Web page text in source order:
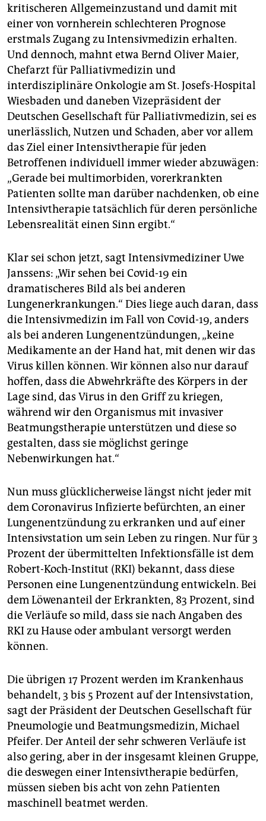
kritischeren Allgemeinzustand und damit mit
einer von vornherein schlechteren Prognose
erstmals Zugang zu Intensivmedizin erhalten.
Und dennoch, mahnt etwa Bernd Oliver Maier,
Chefarzt für Palliativmedizin und
interdisziplinäre Onkologie am St. Josefs-Hospital
Wiesbaden und daneben Vizepräsident der
Deutschen Gesellschaft für Palliativmedizin, sei es
unerlässlich, Nutzen und Schaden, aber vor allem
das Ziel einer Intensivtherapie für jeden
Betroffenen individuell immer wieder abzuwägen:
„Gerade bei multimorbiden, vorerkrankten
Patienten sollte man darüber nachdenken, ob eine
Intensivtherapie tatsächlich für deren persönliche
Lebensrealität einen Sinn ergibt.“
Klar sei schon jetzt, sagt Intensivmediziner Uwe
Janssens: „Wir sehen bei Covid-19 ein
dramatischeres Bild als bei anderen
Lungenerkrankungen.“ Dies liege auch daran, dass
die Intensivmedizin im Fall von Covid-19, anders
als bei anderen Lungenentzündungen, „keine
Medikamente an der Hand hat, mit denen wir das
Virus killen können. Wir können also nur darauf
hoffen, dass die Abwehrkräfte des Körpers in der
Lage sind, das Virus in den Griff zu kriegen,
während wir den Organismus mit invasiver
Beatmungstherapie unterstützen und diese so
gestalten, dass sie möglichst geringe
Nebenwirkungen hat.“
Nun muss glücklicherweise längst nicht jeder mit
dem Coronavirus Infizierte befürchten, an einer
Lungenentzündung zu erkranken und auf einer
Intensivstation um sein Leben zu ringen. Nur für 3
Prozent der übermittelten Infektionsfälle ist dem
Robert-Koch-Institut (RKI) bekannt, dass diese
Personen eine Lungenentzündung entwickeln. Bei
dem Löwenanteil der Erkrankten, 83 Prozent, sind
die Verläufe so mild, dass sie nach Angaben des
RKI zu Hause oder ambulant versorgt werden
können.
Die übrigen 17 Prozent werden im Krankenhaus
behandelt, 3 bis 5 Prozent auf der Intensivstation,
sagt der Präsident der Deutschen Gesellschaft für
Pneumologie und Beatmungsmedizin, Michael
Pfeifer. Der Anteil der sehr schweren Verläufe ist
also gering, aber in der insgesamt kleinen Gruppe,
die deswegen einer Intensivtherapie bedürfen,
müssen sieben bis acht von zehn Patienten
maschinell beatmet werden.